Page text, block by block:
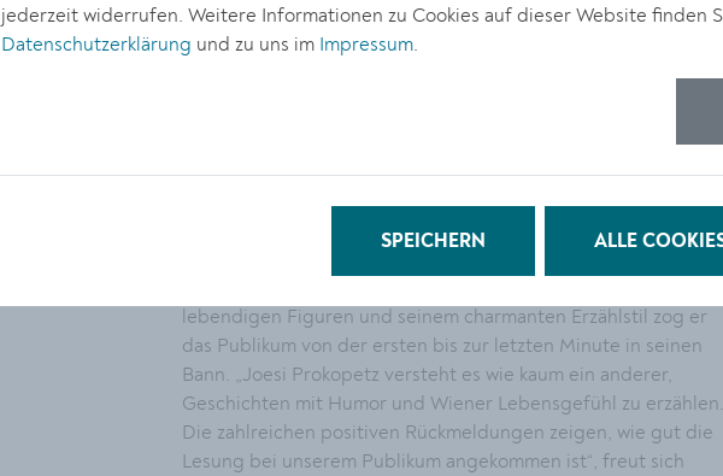
Kulturgemeinderätin Elisabeth Kreuzhuber, Autor Joesi
Stadt
Joesi Prokopetz las aus seinem aktuellen Wien-Krimi „Die
Blume aus dem Gemeindebau“, einem Wien-Krimi mit viel
lebendigen Figuren und seinem charmanten Erzählstil zog er
das Publikum von der ersten bis zur letzten Minute in seinen
Bann. „Joesi Prokopetz versteht es wie kaum ein anderer,
Geschichten mit Humor und Wiener Lebensgefühl zu erzählen.
Die zahlreichen positiven Rückmeldungen zeigen, wie gut die
Lesung bei unserem Publikum angekommen ist“, freut sich
jederzeit widerrufen. Weitere Informationen zu Cookies auf dieser Website finden
Datenschutzerklärung und zu uns im Impressum.
SPEICHERN ALLE